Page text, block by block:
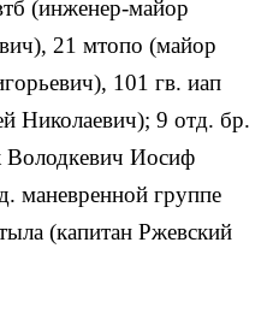
(инженер-майор
21 мтопо (майор
101 гв. иап
Николаевич); 9 отд. бр.
Иосиф
маневренной группе
(капитан Ржевский